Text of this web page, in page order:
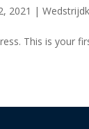
2021 |
This is your